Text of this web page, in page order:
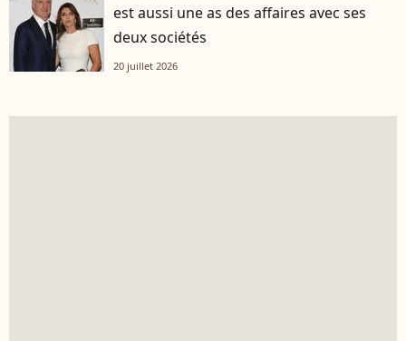
est aussi une as des affaires avec ses
deux sociétés
20 juillet 2026